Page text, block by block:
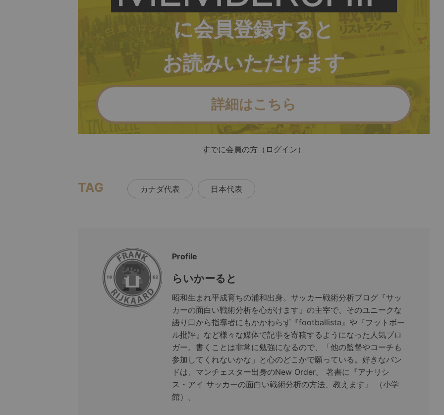
に会員登録すると
お読みいただけます
詳細はこちら
すでに会員の方（ログイン）
TAG カナダ代表 日本代表
Profile
らいかーると
昭和生まれ平成育ちの浦和出身。サッカー戦術分析ブログ『サッ
カーの面白い戦術分析を心がけます』の主宰で、そのユニークな
語り口から指導者にもかかわらず『footballista』や『フットボー
ル批評』など様々な媒体で記事を寄稿するようになった人気ブロ
ガー。書くことは非常に勉強になるので、「他の監督やコーチも
参加してくれないかな」と心のどこかで願っている。好きなバン
ドは、マンチェスター出身のNew Order。 著書に『アナリシ
ス・アイ サッカーの面白い戦術分析の方法、教えます』 （小学
館）。